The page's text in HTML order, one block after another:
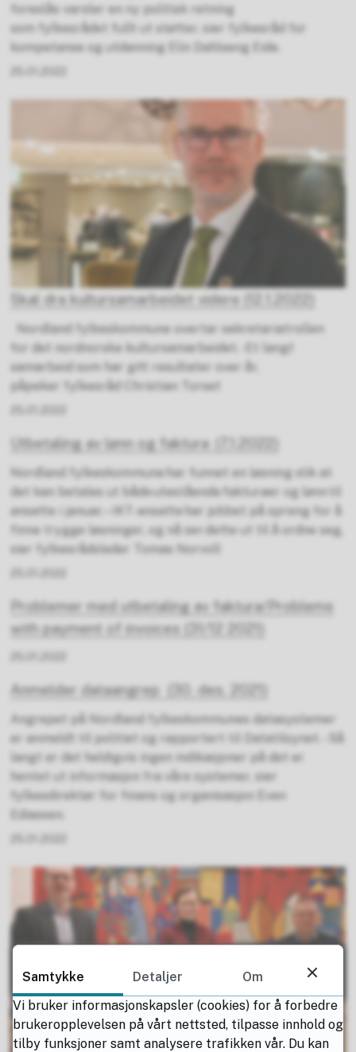
foreslås varsler en ny politisk retning
som fylkesrådet fullt ut støtter, sier fylkesråd for
kompetanse og utdanning Elin Dahlseng Eide.
Skal dra kultursamarbeidet videre (12.1.2022)
Nordland fylkeskommune overtar sekretariatrollen
for det nordnorske kultursamarbeidet. -Et langt
samarbeid som har gitt resultater over år,
påpeker fylkesråd Christian Torset
Utbetaling av lønn og faktura (7.1.2022)
Nordland fylkeskommune har funnet en løsning slik at
det kan betales ut både utestående fakturaer og lønn til
ansatte i januar. – IKT-ansatte har jobbet på spreng for å
finne trygge løsninger, og nå ser dette ut til å ordne seg,
sier fylkesrådsleder Tomas Norvoll
Problemer med utbetaling av faktura/Problems
with payment of invoices (31/12 2021)
Anmelder dataangrep (30. des. 2021)
Angrepet på Nordland fylkeskommunes datasystemer
er anmeldt til politiet og rapportert til Datatilsynet. - Så
langt er det heldigvis ingen indikasjoner på det er
hentet ut informasjon fra våre systemer, sier
fylkesdirektør for finans og organisasjon Even
Ediassen.
Samtykke Detaljer
Om
Vi bruker informasjonskapsler (cookies) for å forbedre
brukeropplevelsen på vårt nettsted, tilpasse innhold og
tilby funksjoner samt analysere trafikken vår. Du kan